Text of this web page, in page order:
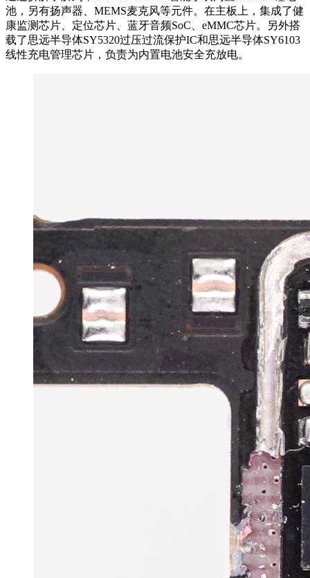
池，另有扬声器、MEMS麦克风等元件。在主板上，集成了健
康监测芯片、定位芯片、蓝牙音频SoC、eMMC芯片。另外搭
载了思远半导体SY5320过压过流保护IC和思远半导体SY6103
线性充电管理芯片，负责为内置电池安全充放电。